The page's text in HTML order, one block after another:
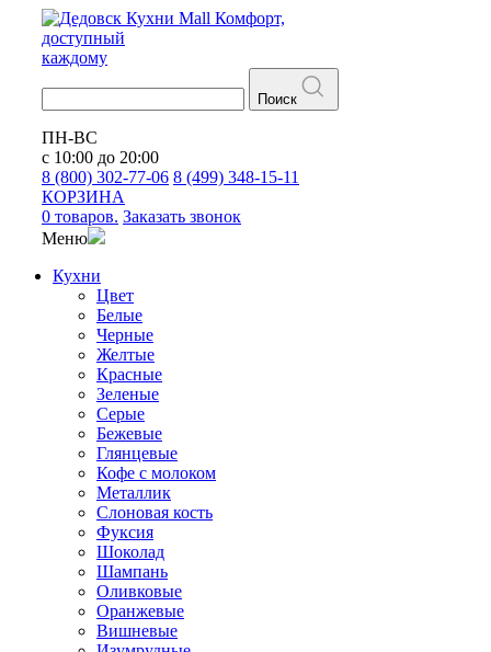
Кухни Mall Комфорт,
доступный
каждому
Поиск
ПН-ВС
с 10:00 до 20:00
8 (800) 302-77-06 8 (499) 348-15-11
КОРЗИНА
0 товаров. Заказать звонок
Меню
Кухни
Цвет
Белые
Черные
Желтые
Красные
Зеленые
Серые
Бежевые
Глянцевые
Кофе с молоком
Металлик
Слоновая кость
Фуксия
Шоколад
Шампань
Оливковые
Оранжевые
Вишневые